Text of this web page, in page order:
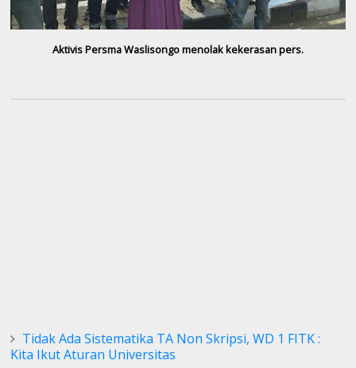
Aktivis Persma Waslisongo menolak kekerasan pers.
Tidak Ada Sistematika TA Non Skripsi, WD 1 FITK :
Kita Ikut Aturan Universitas